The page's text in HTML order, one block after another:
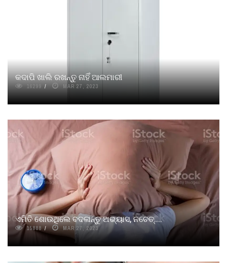
କଦାପି ଖାଲି ରଖନ୍ତୁ ନାହିଁ ଆଲମାରୀ
16299 MAR 27, 2023
ଏମିତି ଶୋଉଥିଲେ ବଦଳାନ୍ତୁ ଅଭ୍ୟାସ, ନଚେତ୍....
15888 MAR 27, 2023